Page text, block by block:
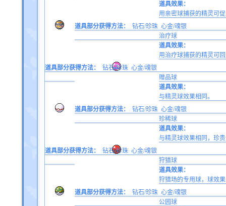
道具效果：
用亲密球捕获的精灵可
道具部分获得方法：
钻石/珍珠 心金/魂银
治疗球
道具效果：
用治疗球捕获的精灵可
道具部分获得方法：
钻石/珍珠 心金/魂银
赠品球
道具效果：
与精灵球效果相同。
道具部分获得方法：
钻石/珍珠 心金/魂银
珍稀球
道具效果：
与精灵球效果相同，珍
道具部分获得方法：
钻石/珍珠 心金/魂银
狩猎球
道具效果：
狩猎场的专用球，球效
道具部分获得方法：
钻石/珍珠 心金/魂银
公园球